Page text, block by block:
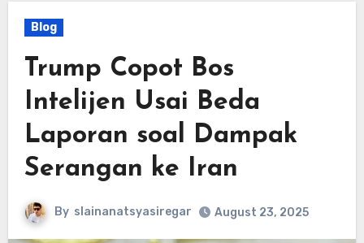
Blog
Trump Copot Bos
Intelijen Usai Beda
Laporan soal Dampak
Serangan ke Iran
By slainanatsyasiregar August 23, 2025